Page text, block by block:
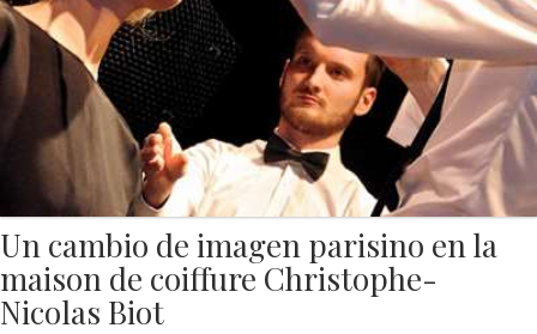
Un cambio de imagen parisino en la
maison de coiffure Christophe-
Nicolas Biot